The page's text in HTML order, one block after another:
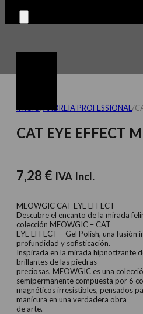
ANDREIA PROFESSIONAL /
CAT EYE EFFECT
7,28 € IVA Incl.
MEOWGIC CAT EYE EFFECT
Descubre el encanto de la mirada
colección MEOWGIC – CAT
EYE EFFECT – Gel Polish, una
profundidad y sofisticación.
Inspirada en la mirada hipnotizante
brillantes de las piedras
preciosas, MEOWGIC es una
semipermanente compuesta por 6
magnéticos irresistibles, pensados
manicura en una verdadera obra
de arte.